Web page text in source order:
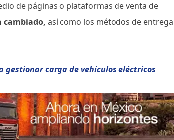
de páginas o plataformas de venta de
cambiado,así como los métodos de entrega
gestionar carga de vehículos eléctricos